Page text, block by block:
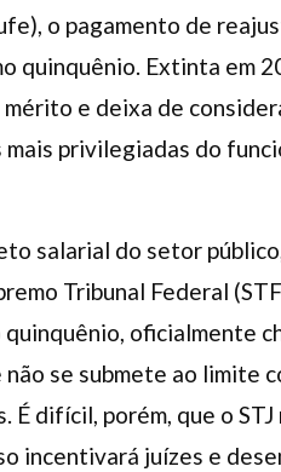
o pagamento de
quinquênio. Extinta em
e deixa de
privilegiadas do
salarial do setor
Tribunal Federal
oficialmente
se submete ao limite
difícil, porém, que o
incentivará juízes e